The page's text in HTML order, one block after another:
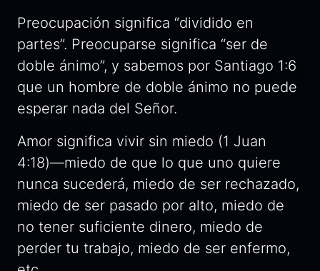
Preocupación significa “dividido en
partes”. Preocuparse significa “ser de
doble ánimo”, y sabemos por Santiago 1:6
que un hombre de doble ánimo no puede
esperar nada del Señor.
Amor significa vivir sin miedo (1 Juan
4:18)—miedo de que lo que uno quiere
nunca sucederá, miedo de ser rechazado,
miedo de ser pasado por alto, miedo de
no tener suficiente dinero, miedo de
perder tu trabajo, miedo de ser enfermo,